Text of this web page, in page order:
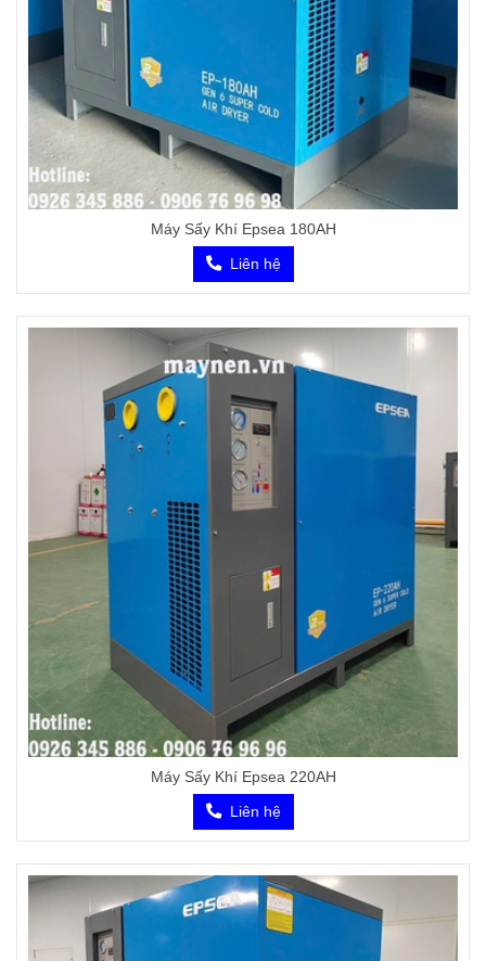
Máy Sấy Khí Epsea 180AH
Liên hệ
Máy Sấy Khí Epsea 220AH
Liên hệ